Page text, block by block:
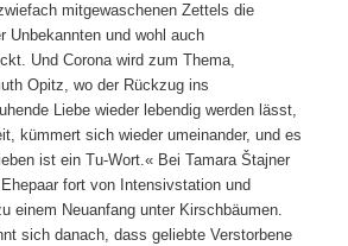
mitgewaschenen Zettels die
Unbekannten und wohl auch
Und Corona wird zum Thema,
Opitz, wo der Rückzug ins
Liebe wieder lebendig werden lässt,
kümmert sich wieder umeinander, und es
ist ein Tu-Wort.« Bei Tamara Štajner
fort von Intensivstation und
einem Neuanfang unter Kirschbäumen.
sich danach, dass geliebte Verstorbene